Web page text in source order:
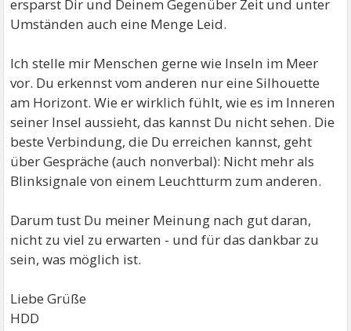
ersparst Dir und Deinem Gegenüber Zeit und unter
Umständen auch eine Menge Leid.
Ich stelle mir Menschen gerne wie Inseln im Meer
vor. Du erkennst vom anderen nur eine Silhouette
am Horizont. Wie er wirklich fühlt, wie es im Inneren
seiner Insel aussieht, das kannst Du nicht sehen. Die
beste Verbindung, die Du erreichen kannst, geht
über Gespräche (auch nonverbal): Nicht mehr als
Blinksignale von einem Leuchtturm zum anderen.
Darum tust Du meiner Meinung nach gut daran,
nicht zu viel zu erwarten - und für das dankbar zu
sein, was möglich ist.
Liebe Grüße
HDD